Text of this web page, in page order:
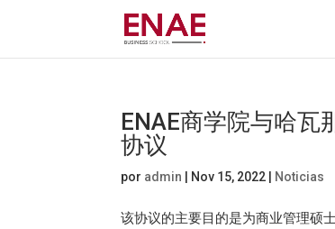
ENAE商学院与哈
协议
por admin Nov 15, 2022 Noticias
该协议的主要目的是为商业管理硕